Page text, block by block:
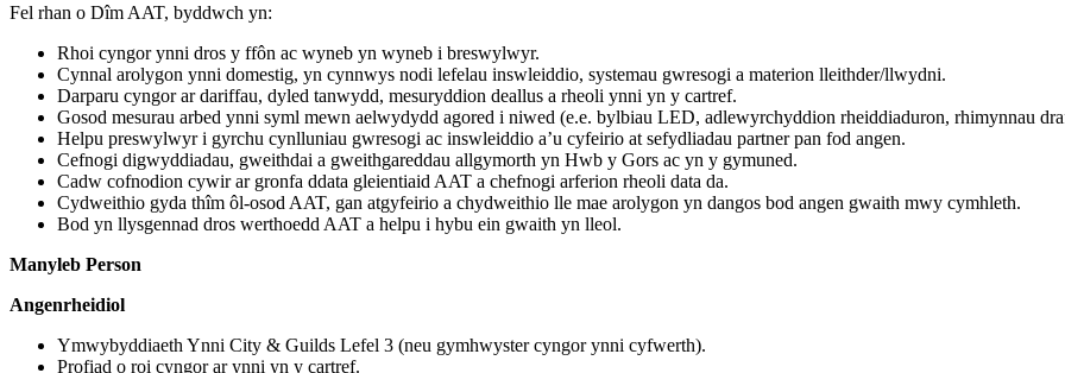
Fel rhan o Dîm AAT, byddwch yn:
Rhoi cyngor ynni dros y ffôn ac wyneb yn wyneb i breswylwyr.
Cynnal arolygon ynni domestig, yn cynnwys nodi lefelau inswleiddio, systemau gwresogi a materion lleithder/llwydni.
Darparu cyngor ar dariffau, dyled tanwydd, mesuryddion deallus a rheoli ynni yn y cartref.
Gosod mesurau arbed ynni syml mewn aelwydydd agored i niwed (e.e. bylbiau LED, adlewyrchyddion rheiddiaduron, rhimynnau
Helpu preswylwyr i gyrchu cynlluniau gwresogi ac inswleiddio a’u cyfeirio at sefydliadau partner pan fod angen.
Cefnogi digwyddiadau, gweithdai a gweithgareddau allgymorth yn Hwb y Gors ac yn y gymuned.
Cadw cofnodion cywir ar gronfa ddata gleientiaid AAT a chefnogi arferion rheoli data da.
Cydweithio gyda thîm ôl-osod AAT, gan atgyfeirio a chydweithio lle mae arolygon yn dangos bod angen gwaith mwy cymhleth.
Bod yn llysgennad dros werthoedd AAT a helpu i hybu ein gwaith yn lleol.
Manyleb Person
Angenrheidiol
Ymwybyddiaeth Ynni City & Guilds Lefel 3 (neu gymhwyster cyngor ynni cyfwerth).
Profiad o roi cyngor ar ynni yn y cartref.